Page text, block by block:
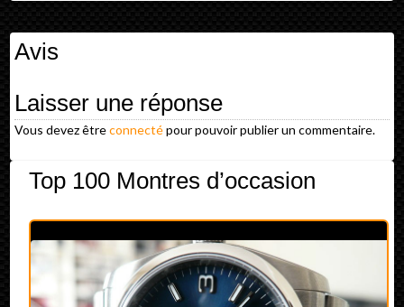
Avis
Laisser une réponse
Vous devez êtreconnectépour pouvoir publier un commentaire.
Top 100 Montres d’occasion